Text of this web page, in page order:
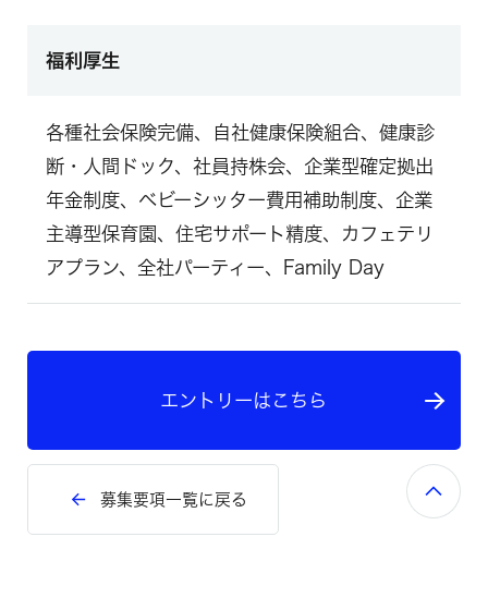
福利厚生
各種社会保険完備、自社健康保険組合、健康診
断・人間ドック、社員持株会、企業型確定拠出
年金制度、ベビーシッター費用補助制度、企業
主導型保育園、住宅サポート精度、カフェテリ
アプラン、全社パーティー、Family Day
募集要項一覧に戻る
エントリーはこちら